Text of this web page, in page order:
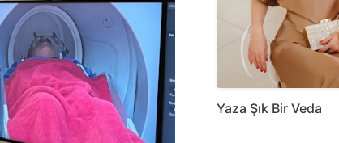
Yaza Şık Bir Veda